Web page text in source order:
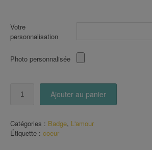
Votre
personnalisation
Photo personnalisée
coeur
(8)
Ajouter au panier
Catégories : Badge, L'amour
Étiquette : coeur